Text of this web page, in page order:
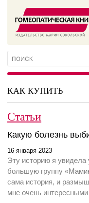
КАК КУПИТЬ
Статьи
Какую болезнь
16 января 2023
Эту историю я
большую группу
сама история, и
мне очень